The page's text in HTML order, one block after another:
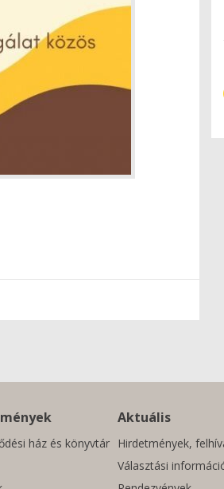
ház és könyvtár
Aktuális
Hirdetmények,
Választási